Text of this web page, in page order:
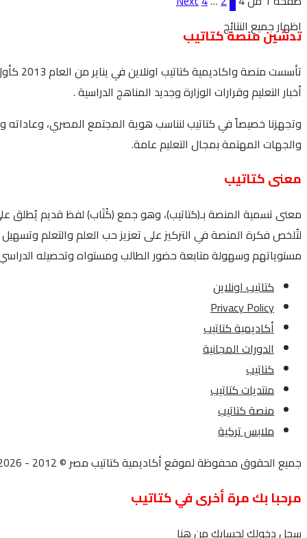
اظهار جميع النتائج
تدشين منصة كتاتيب
أخبار التعليم وقرارات الوزارة وجديد المناهج الدراسية .
وتجهزنا خصيصاً في كتاتيب لنناسب هوية المجتمع المصري، وعاداته
والجهات المهتمة بمجال التعليم عامة.
معنى كتاتيب
معنى تسمية المنصة بـ(كتاتيب)، وهو جمع (كُتَاب) لفظ قديم يُطلق
لتُلخص فكرة المنصة في التركيز على تعزيز حب العلم والتعلم
مستوياتهم وسهولة متابعة حضور الطالب ومستواه وتحصيله
كتاتيب اونلاين
Privacy Policy
أكاديمية كتاتيب
الدورات المجانية
كتاتيب
منتديات كتاتيب
منصة كتاتيب
ملابس تركية
جميع الحقوق محفوظة لموقع أكاديمية كتاتيب مصر © 2012 - 2026
مرحبا بك مرة أخرى في كتاتيب
سجل دخولك لحسابك من هنا